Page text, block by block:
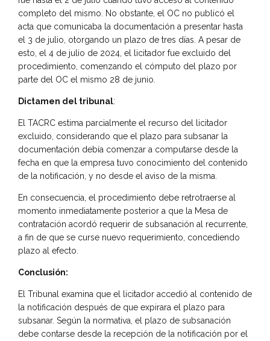
completo del mismo. No obstante, el OC no publicó el
acta que comunicaba la documentación a presentar hasta
el 3 de julio, otorgando un plazo de tres días. A pesar de
esto, el 4 de julio de 2024, el licitador fue excluido del
procedimiento, comenzando el cómputo del plazo por
parte del OC el mismo 28 de junio.
Dictamen del tribunal:
El TACRC estima parcialmente el recurso del licitador
excluido, considerando que el plazo para subsanar la
documentación debía comenzar a computarse desde la
fecha en que la empresa tuvo conocimiento del contenido
de la notificación, y no desde el aviso de la misma.
En consecuencia, el procedimiento debe retrotraerse al
momento inmediatamente posterior a que la Mesa de
contratación acordó requerir de subsanación al recurrente,
a fin de que se curse nuevo requerimiento, concediendo
plazo al efecto.
Conclusión:
El Tribunal examina que el licitador accedió al contenido de
la notificación después de que expirara el plazo para
subsanar. Según la normativa, el plazo de subsanación
debe contarse desde la recepción de la notificación por el